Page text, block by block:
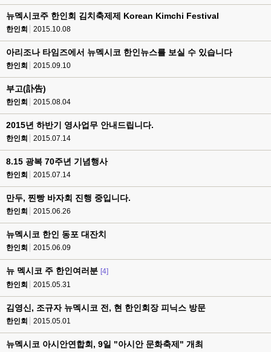
뉴멕시코주 한인회 김치축제제 Korean Kimchi Festival
한인회 2015.10.08
아리조나 타임즈에서 뉴멕시코 한인뉴스를 보실 수 있습니다
한인회 2015.09.10
부고(訃告)
한인회 2015.08.04
2015년 하반기 영사업무 안내드립니다.
한인회 2015.07.14
8.15 광복 70주년 기념행사
한인회 2015.07.14
만두, 찐빵 바자회 진행 중입니다.
한인회 2015.06.26
뉴멕시코 한인 동포 대잔치
한인회 2015.06.09
뉴 멕시코 주 한인여러분 [4]
한인회
2015.05.31
김영신, 조규자 뉴멕시코 전, 현 한인회장 피닉스 방문
한인회 2015.05.01
뉴멕시코 아시안연합회, 9일 "아시안 문화축제" 개최